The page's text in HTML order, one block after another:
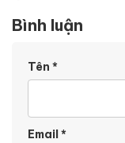
Bình luận
Tên *
Email*